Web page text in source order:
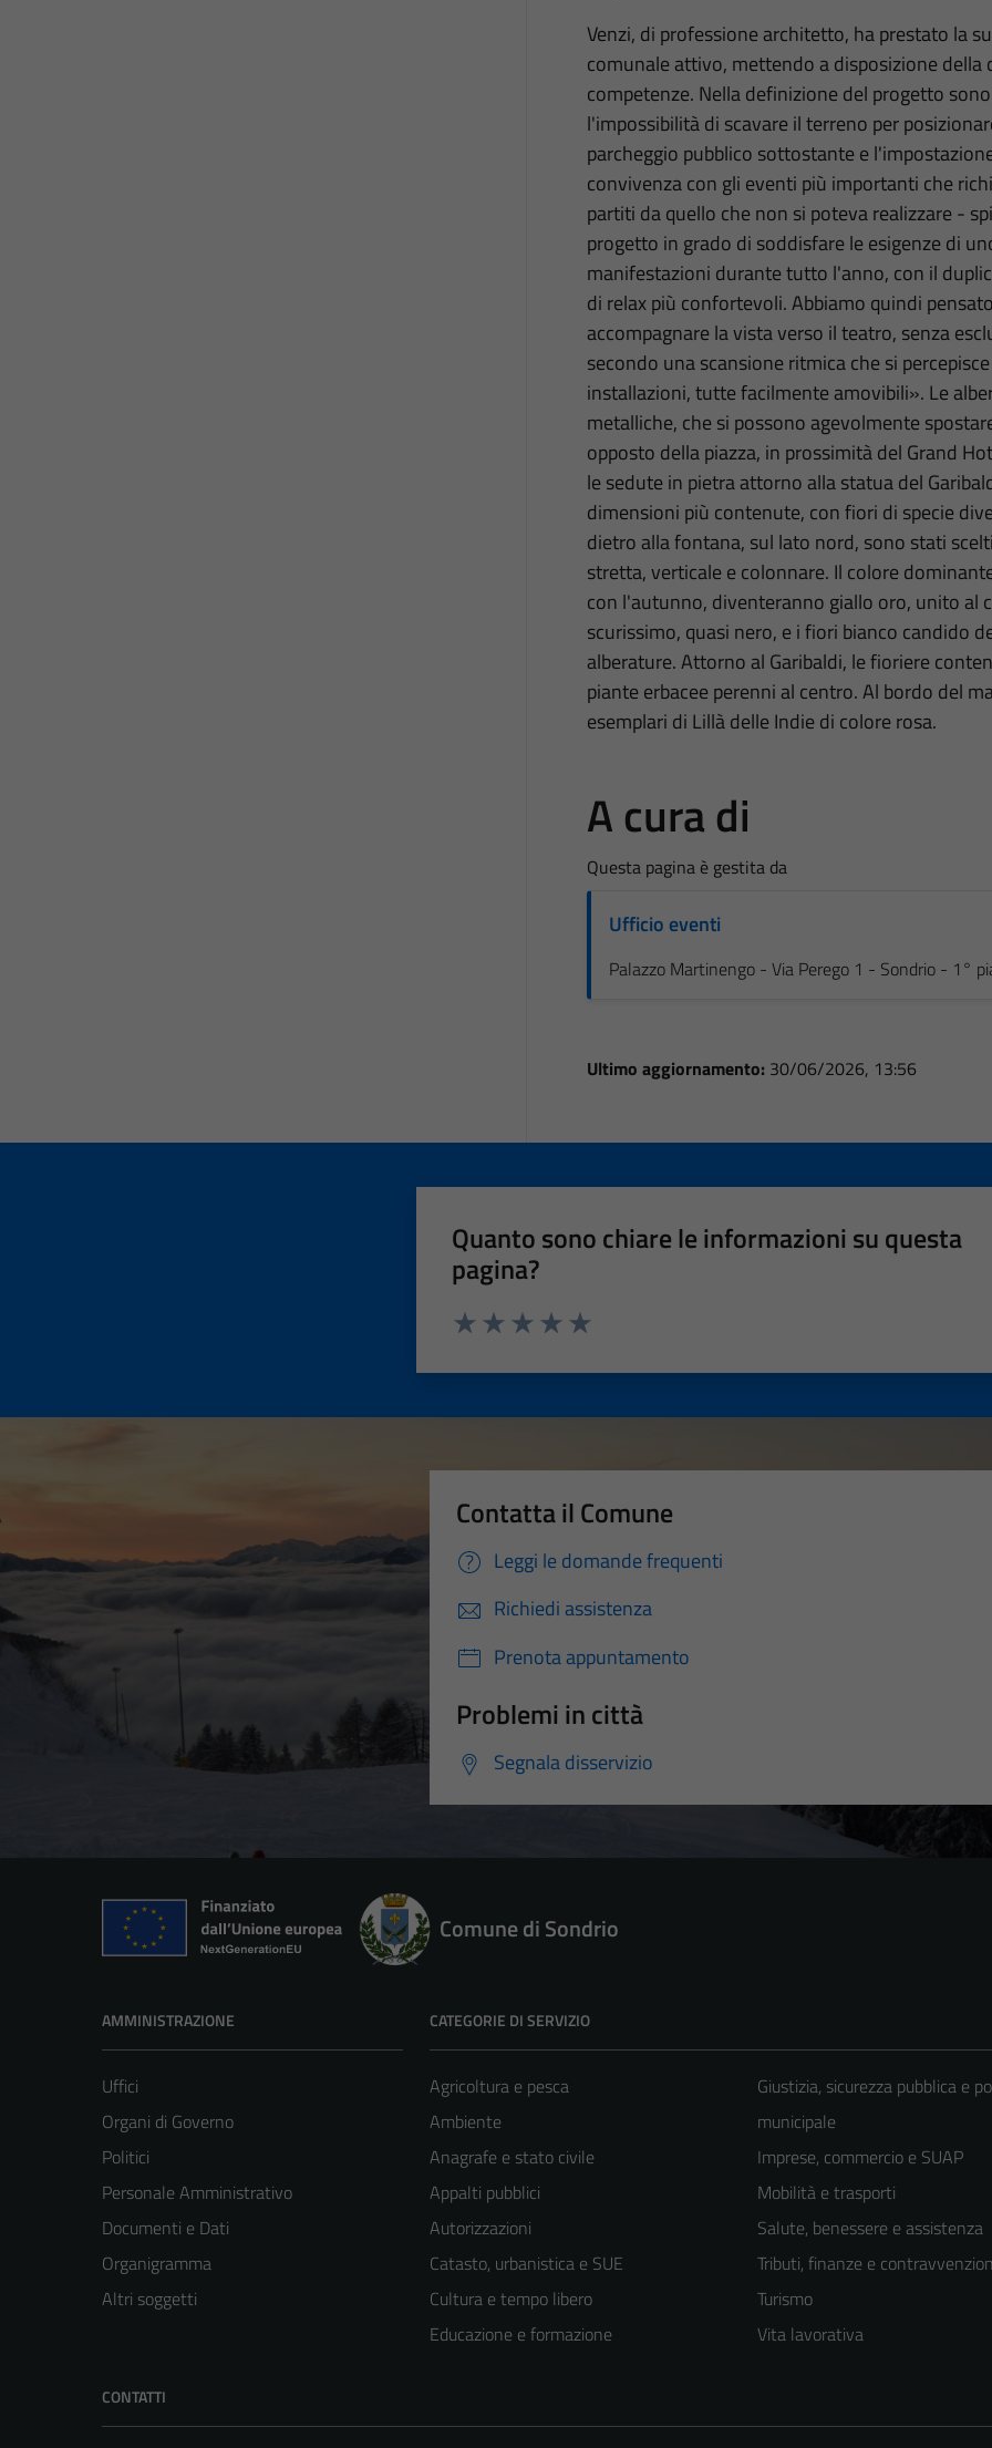
Venzi, di professione architetto, ha prestato la
comunale attivo, mettendo a disposizione della
competenze. Nella definizione del progetto
l'impossibilità di scavare il terreno per
parcheggio pubblico sottostante e
convivenza con gli eventi più importanti che
partiti da quello che non si poteva realizzare -
progetto in grado di soddisfare le esigenze di
manifestazioni durante tutto l'anno, con il
di relax più confortevoli. Abbiamo quindi
accompagnare la vista verso il teatro, senza
secondo una scansione ritmica che si
installazioni, tutte facilmente amovibili». Le
metalliche, che si possono agevolmente
opposto della piazza, in prossimità del Grand
le sedute in pietra attorno alla statua del
dimensioni più contenute, con fiori di specie
dietro alla fontana, sul lato nord, sono stati
stretta, verticale e colonnare. Il colore
con l'autunno, diventeranno giallo oro, unito al
scurissimo, quasi nero, e i fiori bianco candido
alberature. Attorno al Garibaldi, le fioriere
piante erbacee perenni al centro. Al bordo del
esemplari di Lillà delle Indie di colore rosa.
A cura di
Questa pagina è gestita da
Ufficio eventi
Palazzo Martinengo - Via Perego 1 - Sondrio - 1°
Ultimo aggiornamento: 30/06/2026, 13:56
Quanto sono chiare le informazioni su questa
pagina?
Contatta il Comune
Leggi le domande frequenti
Richiedi assistenza
Prenota appuntamento
Problemi in città
Segnala disservizio
Comune di Sondrio
AMMINISTRAZIONE
Uffici
Organi di Governo
Politici
Personale Amministrativo
Documenti e Dati
Organigramma
Altri soggetti
CATEGORIE DI SERVIZIO
Agricoltura e pesca
Ambiente
Anagrafe e stato civile
Appalti pubblici
Autorizzazioni
Catasto, urbanistica e SUE
Cultura e tempo libero
Educazione e formazione
Giustizia, sicurezza pubblica e
municipale
Imprese, commercio e SUAP
Mobilità e trasporti
Salute, benessere e assistenza
Tributi, finanze e
Turismo
Vita lavorativa
CONTATTI
Tecnici